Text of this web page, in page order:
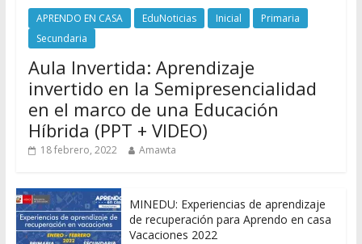
APRENDO EN CASA EduNoticias Inicial
Primaria
Secundaria
Aula Invertida: Aprendizaje
invertido en la Semipresencialidad
en el marco de una Educación
Híbrida (PPT + VIDEO)
18 febrero, 2022 Amawta
MINEDU: Experiencias de aprendizaje
de recuperación para Aprendo en casa
Vacaciones 2022